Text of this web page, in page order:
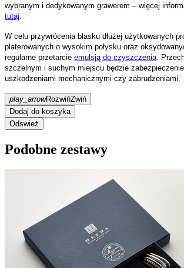
wybranym i dedykowanym grawerem – więcej
tutaj
W celu przywrócenia blasku dłużej użytkowanych
platerowanych o wysokim połysku oraz
regularne przetarcie emulsją do czyszczenia .
szczelnym i suchym miejscu będzie
uszkodzeniami mechanicznymi czy zabrudzeniami.
play_arrowRozwińZwiń
Dodaj do koszyka
Podobne zestawy